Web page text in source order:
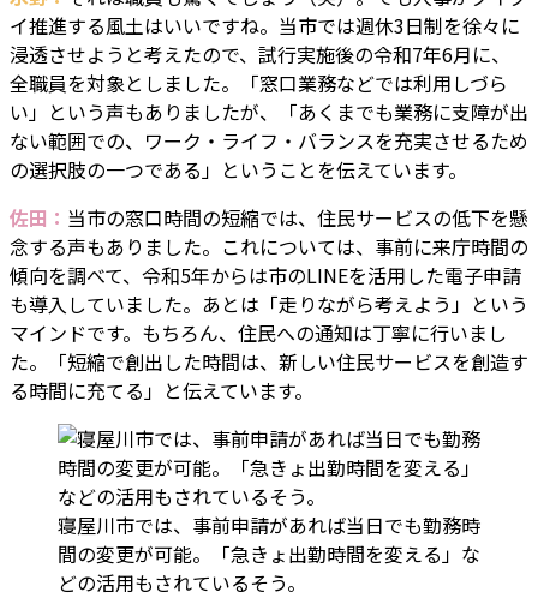
イ推進する風土はいいですね。当市では週休3日制を徐々に
浸透させようと考えたので、試行実施後の令和7年6月に、
全職員を対象としました。「窓口業務などでは利用しづら
い」という声もありましたが、「あくまでも業務に支障が出
ない範囲での、ワーク・ライフ・バランスを充実させるため
の選択肢の一つである」ということを伝えています。
佐田： 当市の窓口時間の短縮では、住民サービスの低下を懸
念する声もありました。これについては、事前に来庁時間の
傾向を調べて、令和5年からは市のLINEを活用した電子申請
も導入していました。あとは「走りながら考えよう」という
マインドです。もちろん、住民への通知は丁寧に行いまし
た。「短縮で創出した時間は、新しい住民サービスを創造す
る時間に充てる」と伝えています。
寝屋川市では、事前申請があれば当日でも勤務時
間の変更が可能。「急きょ出勤時間を変える」な
どの活用もされているそう。